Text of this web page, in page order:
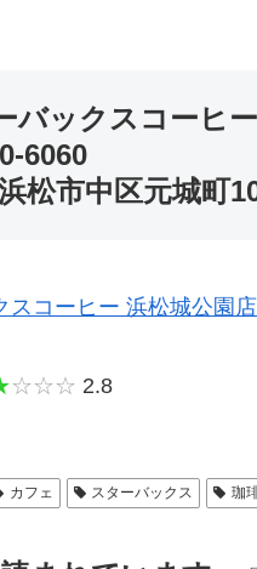
バックスコーヒ
6060
松市中区元城町
スコーヒー 浜松城公園店
☆☆☆ 2.8
カフェ スターバックス 珈